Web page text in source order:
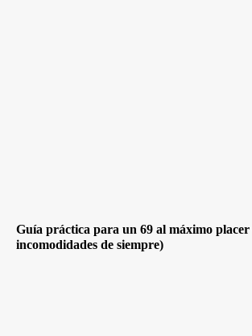
Guía práctica para un 69 al máximo placer
incomodidades de siempre)